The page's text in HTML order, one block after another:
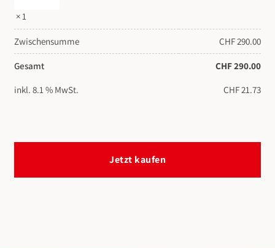
× 1
Zwischensumme CHF290.00
Gesamt
CHF290.00
inkl. 8.1 % MwSt.
CHF21.73
Jetzt kaufen